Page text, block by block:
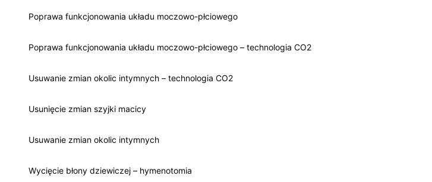
Poprawa funkcjonowania układu moczowo-płciowego
Poprawa funkcjonowania układu moczowo-płciowego – technologia CO2
Usuwanie zmian okolic intymnych – technologia CO2
Usunięcie zmian szyjki macicy
Usuwanie zmian okolic intymnych
Wycięcie błony dziewiczej – hymenotomia